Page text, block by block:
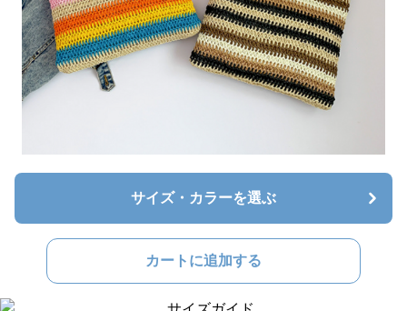
サイズ・カラーを選ぶ
カートに追加する